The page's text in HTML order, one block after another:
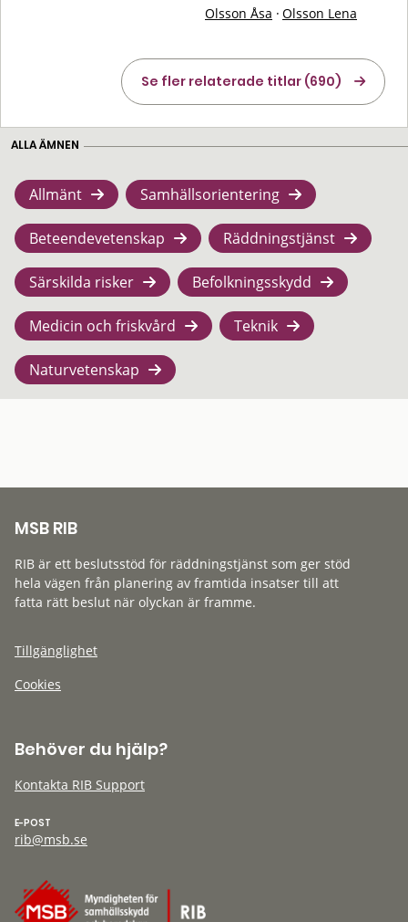
Olsson Åsa · Olsson Lena
Se fler relaterade titlar (690)
ALLA ÄMNEN
Allmänt Samhällsorientering
Beteendevetenskap Räddningstjänst
Särskilda risker Befolkningsskydd
Medicin och friskvård Teknik
Naturvetenskap
MSB RIB
RIB är ett beslutsstöd för räddningstjänst som ger stöd
hela vägen från planering av framtida insatser till att
fatta rätt beslut när olyckan är framme.
Tillgänglighet
Cookies
Behöver du hjälp?
Kontakta RIB Support
E-POST
rib@msb.se